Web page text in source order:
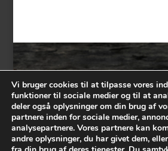
Contact
Vi bruger cookies til at tilpasse vores
funktioner til sociale medier og til at
deler også oplysninger om din brug af
partnere inden for sociale medier,
analysepartnere. Vores partnere kan
andre oplysninger, du har givet dem,